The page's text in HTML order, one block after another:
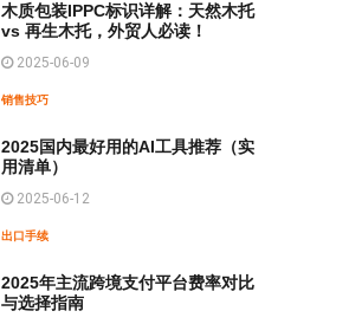
木质包装IPPC标识详解：天然木托
vs 再生木托，外贸人必读！
2025-06-09
销售技巧
2025国内最好用的AI工具推荐（实
用清单）
2025-06-12
出口手续
2025年主流跨境支付平台费率对比
与选择指南